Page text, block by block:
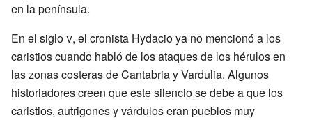
en la península.
En el siglov, el cronista Hydacio ya no mencionó a los
caristios cuando habló de los ataques de los hérulos en
las zonas costeras de Cantabria y Vardulia. Algunos
historiadores creen que este silencio se debe a que los
caristios, autrigones y várdulos eran pueblos muy